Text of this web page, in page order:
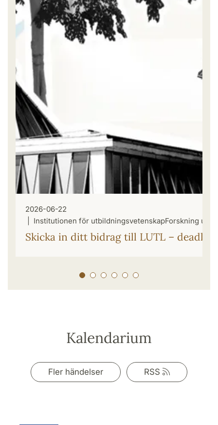
2026-06-22
Institutionen för utbildningsvetenskapForskning uvet
Skicka in ditt bidrag till LUTL –
Kalendarium
Fler händelser
Rss-
flöde
RSS